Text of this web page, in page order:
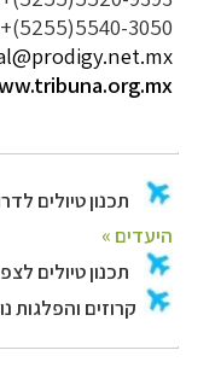
+(5255)5540-3050